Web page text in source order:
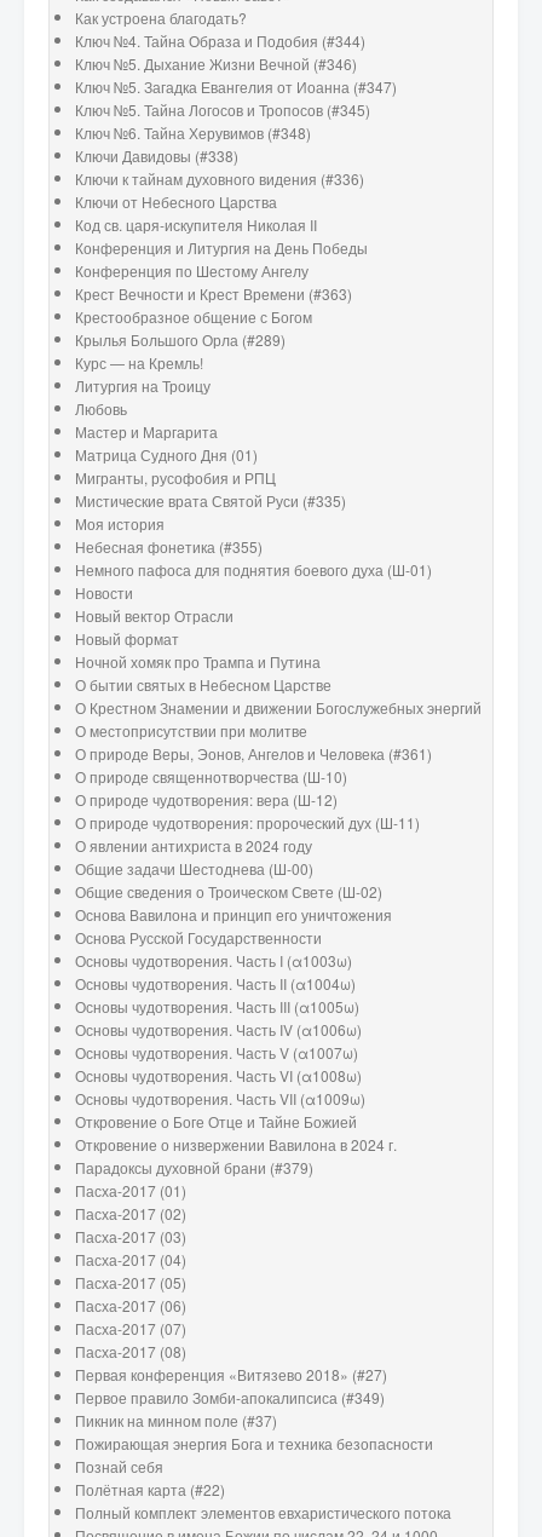
Как устроена благодать?
Ключ №4. Тайна Образа и Подобия (#344)
Ключ №5. Дыхание Жизни Вечной (#346)
Ключ №5. Загадка Евангелия от Иоанна (#347)
Ключ №5. Тайна Логосов и Тропосов (#345)
Ключ №6. Тайна Херувимов (#348)
Ключи Давидовы (#338)
Ключи к тайнам духовного видения (#336)
Ключи от Небесного Царства
Код св. царя-искупителя Николая II
Конференция и Литургия на День Победы
Конференция по Шестому Ангелу
Крест Вечности и Крест Времени (#363)
Крестообразное общение с Богом
Крылья Большого Орла (#289)
Курс — на Кремль!
Литургия на Троицу
Любовь
Мастер и Маргарита
Матрица Судного Дня (01)
Мигранты, русофобия и РПЦ
Мистические врата Святой Руси (#335)
Моя история
Небесная фонетика (#355)
Немного пафоса для поднятия боевого духа (Ш-01)
Новости
Новый вектор Отрасли
Новый формат
Ночной хомяк про Трампа и Путина
О бытии святых в Небесном Царстве
О Крестном Знамении и движении Богослужебных энергий
О местоприсутствии при молитве
О природе Веры, Эонов, Ангелов и Человека (#361)
О природе священнотворчества (Ш-10)
О природе чудотворения: вера (Ш-12)
О природе чудотворения: пророческий дух (Ш-11)
О явлении антихриста в 2024 году
Общие задачи Шестоднева (Ш-00)
Общие сведения о Троическом Свете (Ш-02)
Основа Вавилона и принцип его уничтожения
Основа Русской Государственности
Основы чудотворения. Часть I (α1003ω)
Основы чудотворения. Часть II (α1004ω)
Основы чудотворения. Часть III (α1005ω)
Основы чудотворения. Часть IV (α1006ω)
Основы чудотворения. Часть V (α1007ω)
Основы чудотворения. Часть VI (α1008ω)
Основы чудотворения. Часть VII (α1009ω)
Откровение о Боге Отце и Тайне Божией
Откровение о низвержении Вавилона в 2024 г.
Парадоксы духовной брани (#379)
Пасха-2017 (01)
Пасха-2017 (02)
Пасха-2017 (03)
Пасха-2017 (04)
Пасха-2017 (05)
Пасха-2017 (06)
Пасха-2017 (07)
Пасха-2017 (08)
Первая конференция «Витязево 2018» (#27)
Первое правило Зомби-апокалипсиса (#349)
Пикник на минном поле (#37)
Пожирающая энергия Бога и техника безопасности
Познай себя
Полётная карта (#22)
Полный комплект элементов евхаристического потока